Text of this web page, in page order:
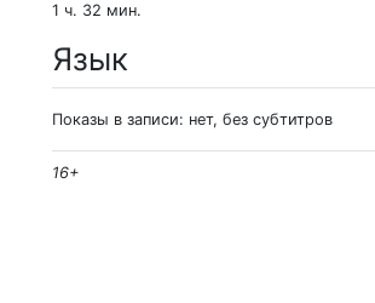
1 ч. 32 мин.
Язык
Показы в записи: нет, без субтитров
16+